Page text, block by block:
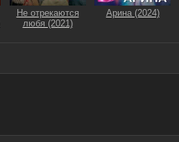
Не отрекаются
любя (2021)
Арина (2024)